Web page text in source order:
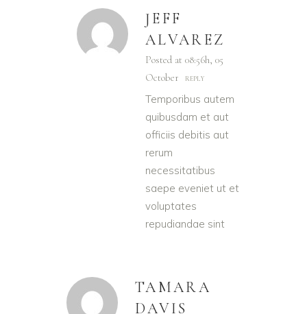
JEFF
ALVAREZ
Posted at 08:56h, 05
October
REPLY
Temporibus autem
quibusdam et aut
officiis debitis aut
rerum
necessitatibus
saepe eveniet ut et
voluptates
repudiandae sint
TAMARA
DAVIS